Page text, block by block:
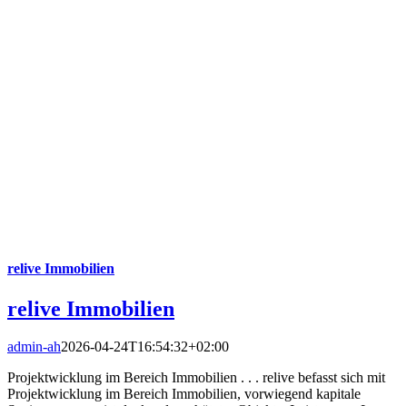
relive Immobilien
relive Immobilien
admin-ah2026-04-24T16:54:32+02:00
Projektwicklung im Bereich Immobilien . . . relive befasst sich mit
Projektwicklung im Bereich Immobilien, vorwiegend kapitale